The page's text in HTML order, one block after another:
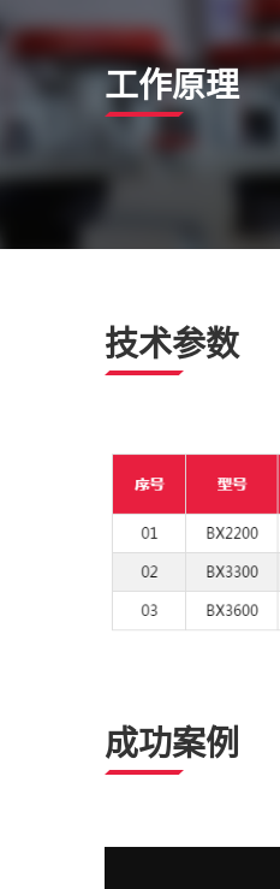
工作原理
技术参数
成功案例